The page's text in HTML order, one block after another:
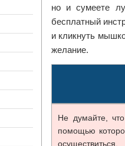
но и сумеете
бесплатный
и кликнуть
желание.
Не думайте,
помощью
осуществиться.